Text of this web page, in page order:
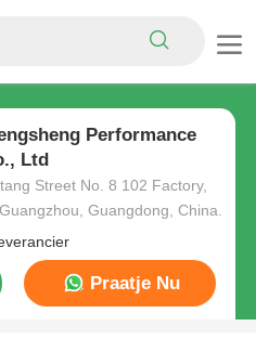
Performance
Ltd
Street No. 8 102 Factory,
Guangdong, China.
Praatje Nu